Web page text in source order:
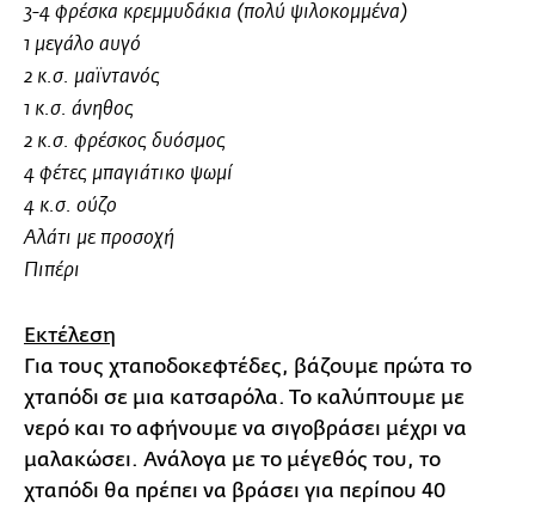
3-4 φρέσκα κρεμμυδάκια (πολύ ψιλοκομμένα)
1 μεγάλο αυγό
2 κ.σ. μαϊντανός
1 κ.σ. άνηθος
2 κ.σ. φρέσκος δυόσμος
4 φέτες μπαγιάτικο ψωμί
4 κ.σ. ούζο
Αλάτι με προσοχή
Πιπέρι
Εκτέλεση
Για τους χταποδοκεφτέδες, βάζουμε πρώτα το
χταπόδι σε μια κατσαρόλα. Το καλύπτουμε με
νερό και το αφήνουμε να σιγοβράσει μέχρι να
μαλακώσει. Ανάλογα με το μέγεθός του, το
χταπόδι θα πρέπει να βράσει για περίπου 40